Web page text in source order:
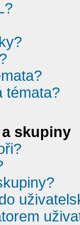
témata?
skupiny